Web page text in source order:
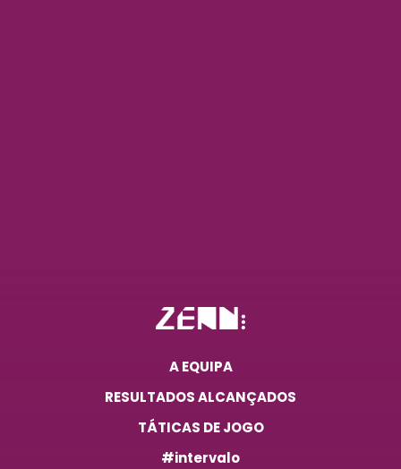
A EQUIPA
RESULTADOS ALCANÇADOS
TÁTICAS DE JOGO
#intervalo